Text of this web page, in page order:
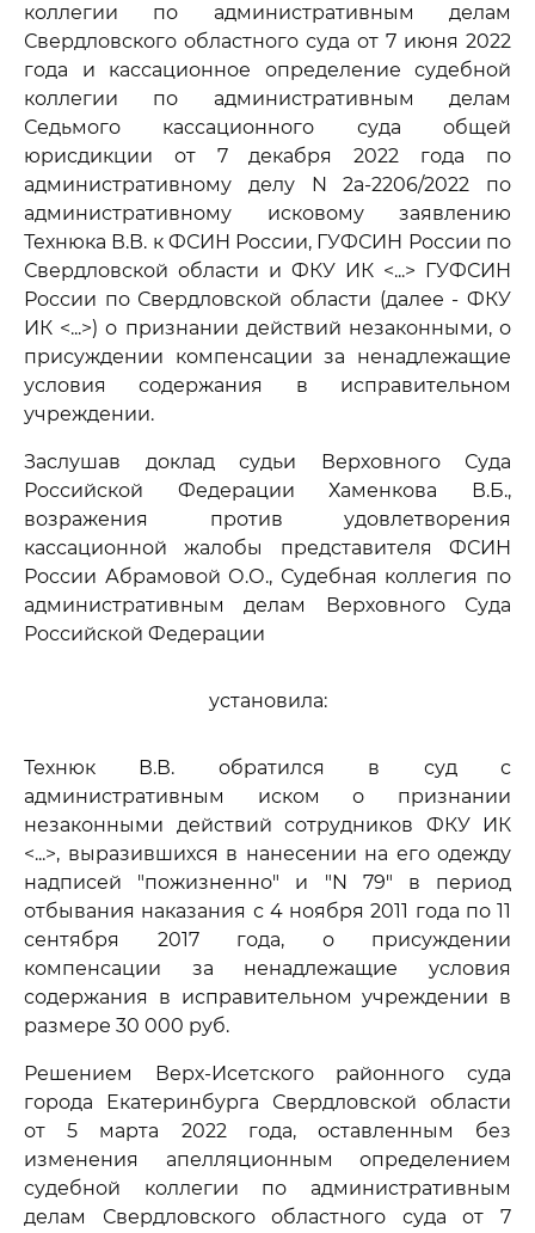
коллегии по административным делам
Свердловского областного суда от 7 июня 2022
года и кассационное определение судебной
коллегии по административным делам
Седьмого кассационного суда общей
юрисдикции от 7 декабря 2022 года по
административному делу N 2а-2206/2022 по
административному исковому заявлению
Технюка В.В. к ФСИН России, ГУФСИН России по
Свердловской области и ФКУ ИК <...> ГУФСИН
России по Свердловской области (далее - ФКУ
ИК <...>) о признании действий незаконными, о
присуждении компенсации за ненадлежащие
условия содержания в исправительном
учреждении.
Заслушав доклад судьи Верховного Суда
Российской Федерации Хаменкова В.Б.,
возражения против удовлетворения
кассационной жалобы представителя ФСИН
России Абрамовой О.О., Судебная коллегия по
административным делам Верховного Суда
Российской Федерации
установила:
Технюк В.В. обратился в суд с
административным иском о признании
незаконными действий сотрудников ФКУ ИК
<...>, выразившихся в нанесении на его одежду
надписей "пожизненно" и "N 79" в период
отбывания наказания с 4 ноября 2011 года по 11
сентября 2017 года, о присуждении
компенсации за ненадлежащие условия
содержания в исправительном учреждении в
размере 30 000 руб.
Решением Верх-Исетского районного суда
города Екатеринбурга Свердловской области
от 5 марта 2022 года, оставленным без
изменения апелляционным определением
судебной коллегии по административным
делам Свердловского областного суда от 7